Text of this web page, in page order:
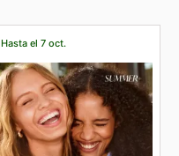
Hasta el 7 oct.